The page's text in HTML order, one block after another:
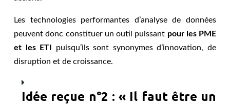
Les technologies performantes d’analyse de données
peuvent donc constituer un outil puissant pour les PME
et les ETI
puisqu’ils sont synonymes d’innovation, de
disruption et de croissance.
Idée reçue n°2 : « Il faut être un